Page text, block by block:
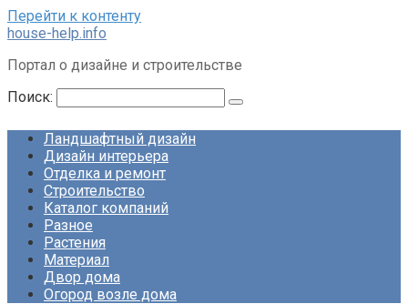
Перейти к контенту
house-help.info
Портал о дизайне и строительстве
Поиск:
Ландшафтный дизайн
Дизайн интерьера
Отделка и ремонт
Строительство
Каталог компаний
Разное
Растения
Материал
Двор дома
Огород возле дома